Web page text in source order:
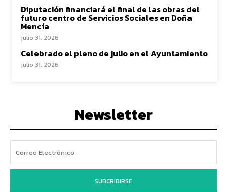
Diputación financiará el final de las obras del
futuro centro de Servicios Sociales en Doña
Mencía
julio 31, 2026
Celebrado el pleno de julio en el Ayuntamiento
julio 31, 2026
Newsletter
SUBCRIBIRSE